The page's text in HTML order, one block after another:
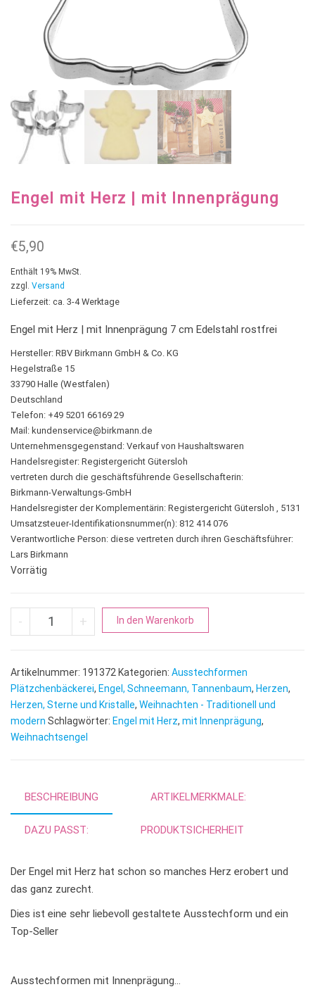
Engel mit Herz | mit Innenprägung
€5,90
Enthält 19% MwSt.
zzgl. Versand
Lieferzeit: ca. 3-4 Werktage
Engel mit Herz | mit Innenprägung 7 cm Edelstahl rostfrei
Hersteller: RBV Birkmann GmbH & Co. KG
Hegelstraße 15
33790 Halle (Westfalen)
Deutschland
Telefon: +49 5201 66169 29
Mail: kundenservice@birkmann.de
Unternehmensgegenstand: Verkauf von Haushaltswaren
Handelsregister: Registergericht Gütersloh
vertreten durch die geschäftsführende Gesellschafterin:
Birkmann-Verwaltungs-GmbH
Handelsregister der Komplementärin: Registergericht Gütersloh , 5131
Umsatzsteuer-Identifikationsnummer(n): 812 414 076
Verantwortliche Person: diese vertreten durch ihren Geschäftsführer:
Lars Birkmann
Vorrätig
- Engel mit Herz | mit Innenprägung Menge
+ In den Warenkorb
e
r
n
a
e
Artikelnummer: 191372 Kategorien: Ausstechformen
Plätzchenbäckerei, Engel, Schneemann, Tannenbaum, Herzen,
Herzen, Sterne und Kristalle, Weihnachten - Traditionell und
modern Schlagwörter: Engel mit Herz, mit Innenprägung,
Weihnachtsengel
BESCHREIBUNG ARTIKELMERKMALE:
DAZU PASST: PRODUKTSICHERHEIT
Der Engel mit Herz hat schon so manches Herz erobert und
das ganz zurecht.
Dies ist eine sehr liebevoll gestaltete Ausstechform und ein
Top-Seller
Ausstechformen mit Innenprägung…